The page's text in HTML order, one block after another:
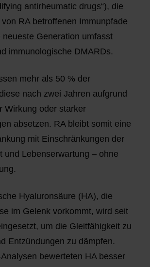
antirheumatic drugs“), die
RA betroffenen Immunpfade
neueste Generation umfasst
immunologische DMARDs.
mehr als 50 % der
nach zwei Jahren aufgrund
Wirkung oder starker
absetzen. RA bleibt somit eine
mit Einschränkungen der
und Lebenserwartung – ohne
Hyaluronsäure (HA), die
im Gelenk vorkommt, wird seit
um die Gleitfähigkeit zu
Entzündungen zu dämpfen.
bewerteten HA besser